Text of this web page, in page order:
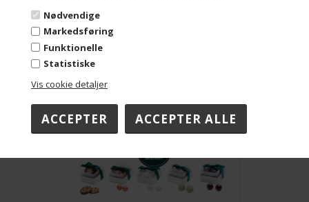
Nødvendige
Markedsføring
Funktionelle
Statistiske
Vis cookie detaljer